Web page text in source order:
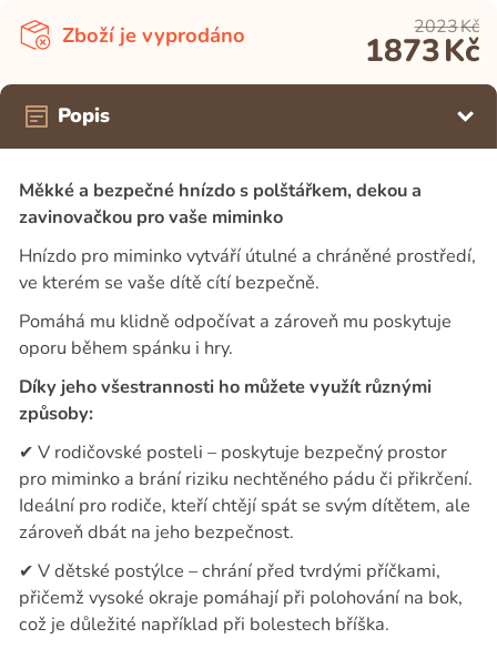
Zboží je vyprodáno 2023Kč
1873Kč
Popis
Měkké a bezpečné hnízdo s polštářkem, dekou a
zavinovačkou pro vaše miminko
Hnízdo pro miminko vytváří útulné a chráněné prostředí,
ve kterém se vaše dítě cítí bezpečně.
Pomáhá mu klidně odpočívat a zároveň mu poskytuje
oporu během spánku i hry.
Díky jeho všestrannosti ho můžete využít různými
způsoby:
✔ V rodičovské posteli – poskytuje bezpečný prostor
pro miminko a brání riziku nechtěného pádu či přikrčení.
Ideální pro rodiče, kteří chtějí spát se svým dítětem, ale
zároveň dbát na jeho bezpečnost.
✔ V dětské postýlce – chrání před tvrdými příčkami,
přičemž vysoké okraje pomáhají při polohování na bok,
což je důležité například při bolestech bříška.